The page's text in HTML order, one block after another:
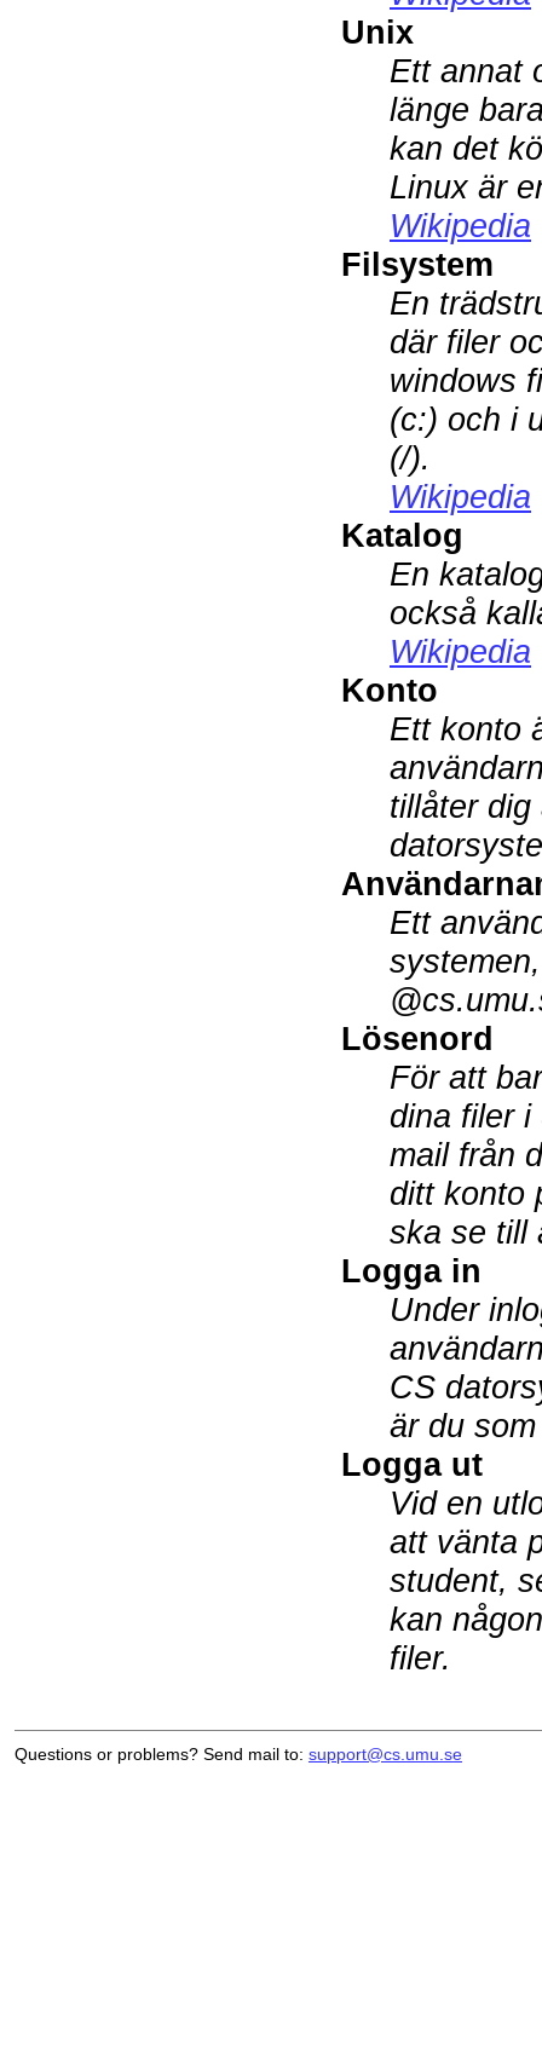
Unix
Ett annat
länge
kan det
Linux är
Wikipedia
Filsystem
En
där filer
windows
(c:) och i
(/).
Wikipedia
Katalog
En
också
Wikipedia
Konto
Ett konto
tillåter
Ett
Lösenord
För att
dina filer
mail från
ditt konto
ska se till
Logga in
Under
CS
är du
Logga ut
Vid en
att vänta
student,
kan
filer.
Questions or problems? Send mail to: support@cs.umu.se